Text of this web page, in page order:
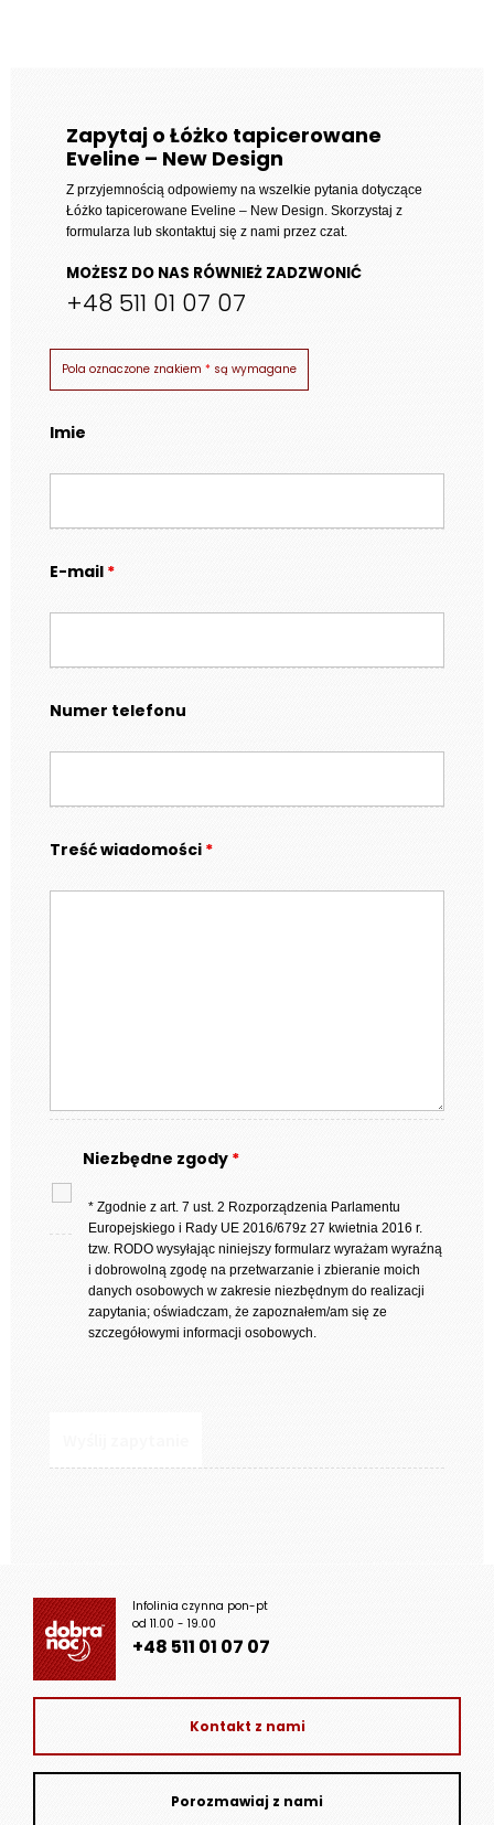
Zapytaj o Łóżko tapicerowane
Eveline – New Design
Z przyjemnością odpowiemy na wszelkie pytania dotyczące
Łóżko tapicerowane Eveline – New Design. Skorzystaj z
formularza lub skontaktuj się z nami przez czat.
MOŻESZ DO NAS RÓWNIEŻ ZADZWONIĆ
+48 511 01 07 07
Pola oznaczone znakiem * są wymagane
Imie
E-mail *
Numer telefonu
Treść wiadomości *
Niezbędne zgody *
* Zgodnie z art. 7 ust. 2 Rozporządzenia Parlamentu
Europejskiego i Rady UE 2016/679z 27 kwietnia 2016 r.
tzw. RODO wysyłając niniejszy formularz wyrażam wyraźną
i dobrowolną zgodę na przetwarzanie i zbieranie moich
danych osobowych w zakresie niezbędnym do realizacji
zapytania; oświadczam, że zapoznałem/am się ze
szczegółowymi informacji osobowych.
Infolinia czynna pon-pt
od 11.00 - 19.00
+48 511 01 07 07
Kontakt z nami
Porozmawiaj z nami